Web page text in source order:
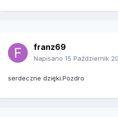
franz69
Napisano 15 Październik
serdeczne dzięki.Pozdro